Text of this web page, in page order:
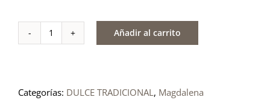
Magdalena
cantidad
Añadir al carrito
Categorías: DULCE TRADICIONAL , Magdalena